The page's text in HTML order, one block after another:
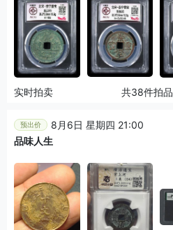
实时拍卖 共38件拍品
预出价
8月6日 星期四 21:00
品味人生